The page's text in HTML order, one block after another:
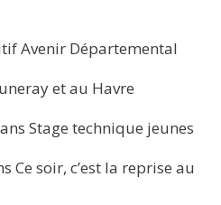
Avenir Départemental
et au Havre
Stage technique jeunes
Ce soir, c’est la reprise au